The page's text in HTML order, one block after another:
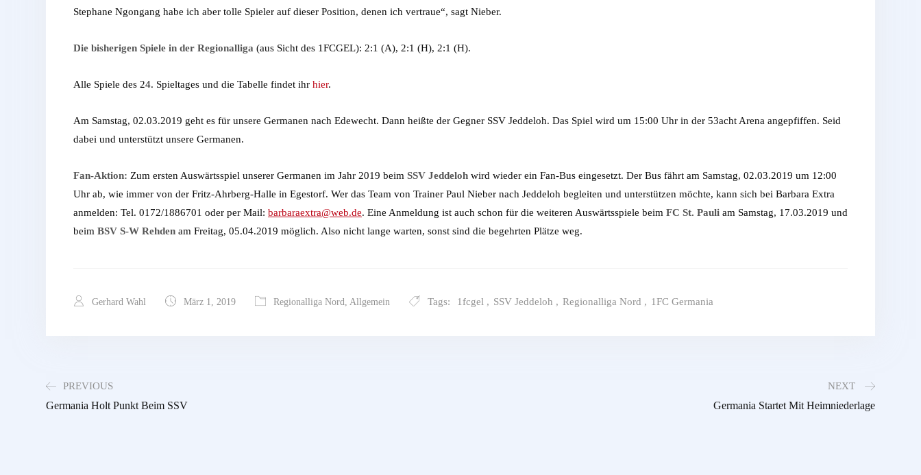
Stephane Ngongang habe ich aber tolle Spieler auf dieser Position, denen ich vertraue“, sagt Nieber.
Die bisherigen Spiele in der Regionalliga (aus Sicht des 1FCGEL): 2:1 (A), 2:1 (H), 2:1 (H).
Alle Spiele des 24. Spieltages und die Tabelle findet ihr hier.
Am Samstag, 02.03.2019 geht es für unsere Germanen nach Edewecht. Dann heißte der Gegner SSV Jeddeloh. Das Spiel wird um 15:00 Uhr in der 53acht Arena angepfiffen. Seid
dabei und unterstützt unsere Germanen.
Fan-Aktion: Zum ersten Auswärtsspiel unserer Germanen im Jahr 2019 beim SSV Jeddeloh wird wieder ein Fan-Bus eingesetzt. Der Bus fährt am Samstag, 02.03.2019 um 12:00
Uhr ab, wie immer von der Fritz-Ahrberg-Halle in Egestorf. Wer das Team von Trainer Paul Nieber nach Jeddeloh begleiten und unterstützen möchte, kann sich bei Barbara Extra
anmelden: Tel. 0172/1886701 oder per Mail: barbaraextra@web.de. Eine Anmeldung ist auch schon für die weiteren Auswärtsspiele beim FC St. Pauli am Samstag, 17.03.2019 und
beim BSV S-W Rehden am Freitag, 05.04.2019 möglich. Also nicht lange warten, sonst sind die begehrten Plätze weg.
Gerhard Wahl März 1, 2019 Regionalliga Nord, Allgemein Tags: 1fcgel , SSV Jeddeloh , Regionalliga Nord , 1FC Germania
PREVIOUS
Germania Holt Punkt Beim SSV
NEXT
Germania Startet Mit Heimniederlage